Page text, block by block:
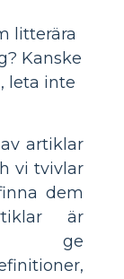
litterära
Kanske
leta inte
artiklar
vi tvivlar
dem
är
ge